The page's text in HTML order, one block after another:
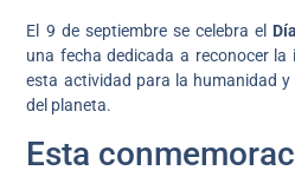
El 9 de septiembre se celebra el
una fecha dedicada a reconocer
esta actividad para la humanidad
del planeta.
Esta